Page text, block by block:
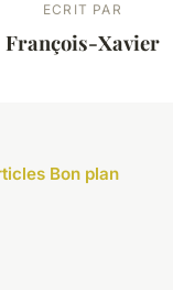
ECRIT PAR
François-Xavier
Bon plan